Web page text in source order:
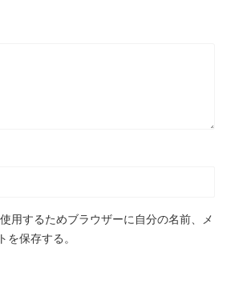
用するためブラウザーに自分の名前、メ
を保存する。